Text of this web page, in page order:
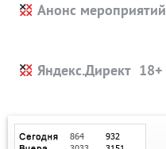
Анонс мероприятий
Яндекс.Директ